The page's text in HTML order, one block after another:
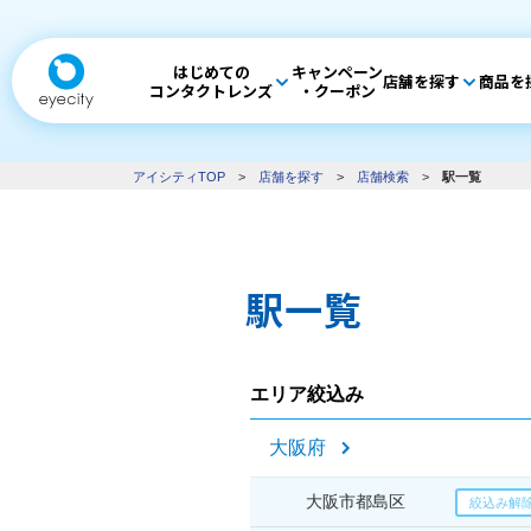
はじめての
コンタクトレンズ
キャンペーン
・クーポン 店舗を探す 商品を
アイシティTOP > 店舗を探す > 店舗検索 > 駅一覧
駅一覧
エリア絞込み
大阪府
大阪市都島区